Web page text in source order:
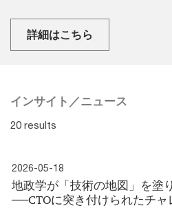
詳細はこちら
インサイト／ニュース
20 results
2026-05-18
地政学が「技術の地図」を塗
──CTOに突き付けられたチャ